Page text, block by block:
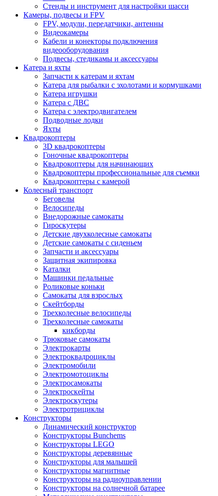
Стенды и инструмент для настройки шасси
Камеры, подвесы и FPV
FPV, модули, передатчики, антенны
Видеокамеры
Кабели и конекторы подключения
видеооборудования
Подвесы, стедикамы и аксессуары
Катера и яхты
Запчасти к катерам и яхтам
Катера для рыбалки с эхолотами и кормушками
Катера игрушки
Катера с ДВС
Катера с электродвигателем
Подводные лодки
Яхты
Квадрокоптеры
3D квадрокоптеры
Гоночные квадрокоптеры
Квадрокоптеры для начинающих
Квадрокоптеры профессиональные для съемки
Квадрокоптеры с камерой
Колесный транспорт
Беговелы
Велосипеды
Внедорожные самокаты
Гироскутеры
Детские двухколесные самокаты
Детские самокаты с сиденьем
Запчасти и аксессуары
Защитная экипировка
Каталки
Машинки педальные
Роликовые коньки
Самокаты для взрослых
Скейтборды
Трехколесные велосипеды
Трехколесные самокаты
кикборды
Трюковые самокаты
Электрокарты
Электроквадроциклы
Электромобили
Электромотоциклы
Электросамокаты
Электроскейты
Электроскутеры
Электротрициклы
Конструкторы
Динамический конструктор
Конструкторы Bunchems
Конструкторы LEGO
Конструкторы деревянные
Конструкторы для малышей
Конструкторы магнитные
Конструкторы на радиоуправлении
Конструкторы на солнечной батарее